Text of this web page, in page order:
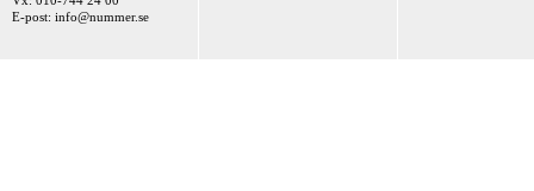
E-post: info@nummer.se